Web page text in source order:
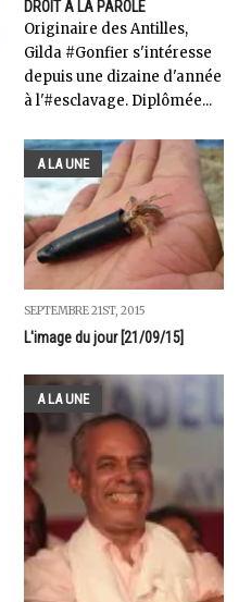
DROIT À LA PAROLE
Originaire des Antilles,
Gilda #Gonfier s'intéresse
depuis une dizaine d'année
à l'#esclavage. Diplômée...
A LA UNE
SEPTEMBRE 21ST, 2015
L'image du jour [21/09/15]
A LA UNE